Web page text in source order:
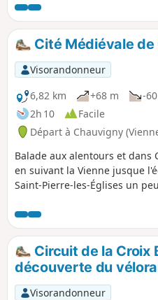
Cité Médiévale
Visorandonneur
6,82 km
+68 m
-
2h 10
Facile
Départ à Chauvigny
Balade aux alentours et dans
en suivant la Vienne jusque
Saint-Pierre-les-Églises un
l'an mil. On revient jusqu'au
médiéval de la ville qui
Vienne en passant devant ses
moyenâgeuses, son château
Collégiale Saint-Pierre du
son intérieur peint.
Circuit de la Croix
découverte du
Visorandonneur